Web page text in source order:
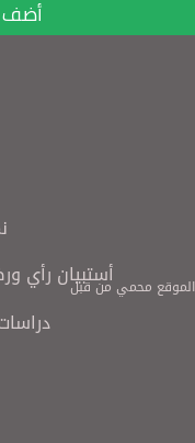
أضف
أستبيان رأيالموقع محمي من قبل